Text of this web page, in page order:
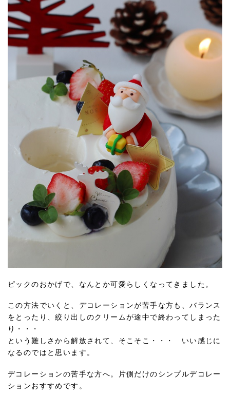
ピックのおかげで、なんとか可愛らしくなってきました。
この方法でいくと、デコレーションが苦手な方も、バランス
をとったり、絞り出しのクリームが途中で終わってしまった
り・・・
という難しさから解放されて、そこそこ・・・ いい感じに
なるのではと思います。
デコレーションの苦手な方へ。片側だけのシンプルデコレー
ションおすすめです。